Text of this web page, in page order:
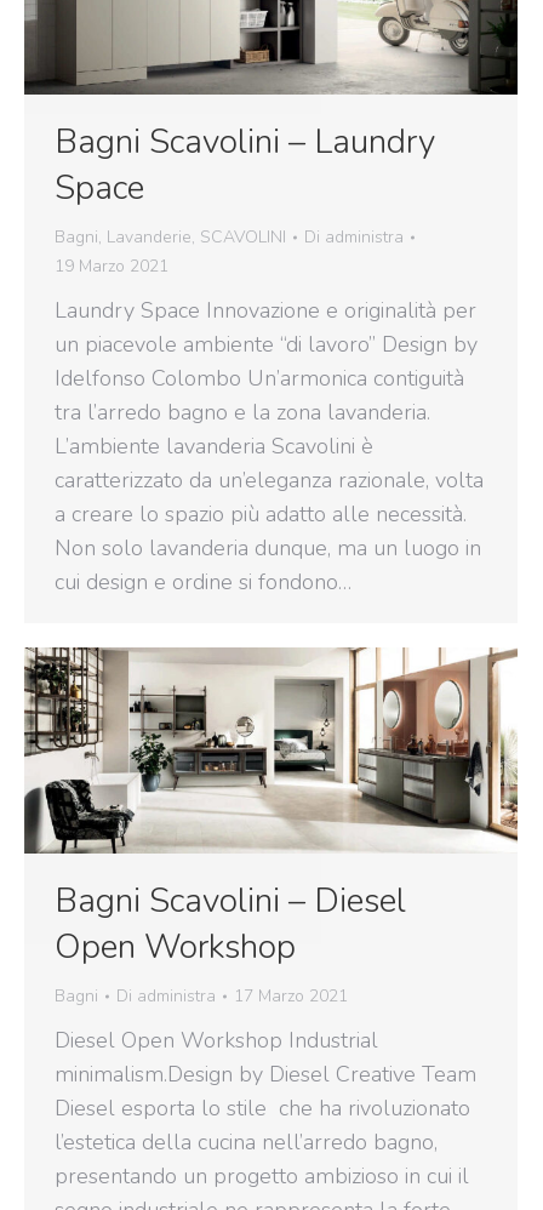
Bagni Scavolini – Laundry
Space
Bagni, Lavanderie, SCAVOLINI Di administra
19 Marzo 2021
Laundry Space Innovazione e originalità per
un piacevole ambiente “di lavoro” Design by
Idelfonso Colombo Un’armonica contiguità
tra l’arredo bagno e la zona lavanderia.
L’ambiente lavanderia Scavolini è
caratterizzato da un’eleganza razionale, volta
a creare lo spazio più adatto alle necessità.
Non solo lavanderia dunque, ma un luogo in
cui design e ordine si fondono…
Bagni Scavolini – Diesel
Open Workshop
Bagni Di administra 17 Marzo 2021
Diesel Open Workshop Industrial
minimalism.Design by Diesel Creative Team
Diesel esporta lo stile che ha rivoluzionato
l’estetica della cucina nell’arredo bagno,
presentando un progetto ambizioso in cui il